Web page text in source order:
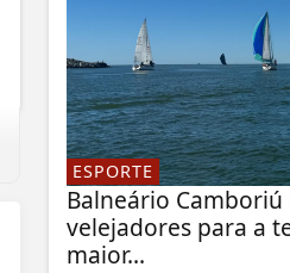
ESPORTE
Balneário
velejadores para a
maior...